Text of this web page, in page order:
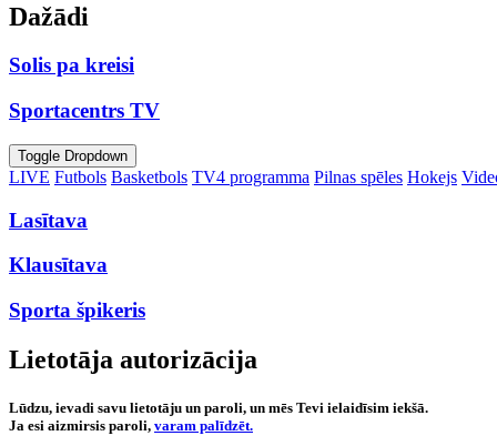
Dažādi
Solis pa kreisi
Sportacentrs TV
Toggle Dropdown
LIVE Futbols Basketbols TV4 programma Pilnas spēles Hokejs
Lasītava
Klausītava
Sporta špikeris
Lietotāja autorizācija
Lūdzu, ievadi savu lietotāju un paroli, un mēs Tevi ielaidīsim iekšā.
Ja esi aizmirsis paroli, varam palīdzēt.